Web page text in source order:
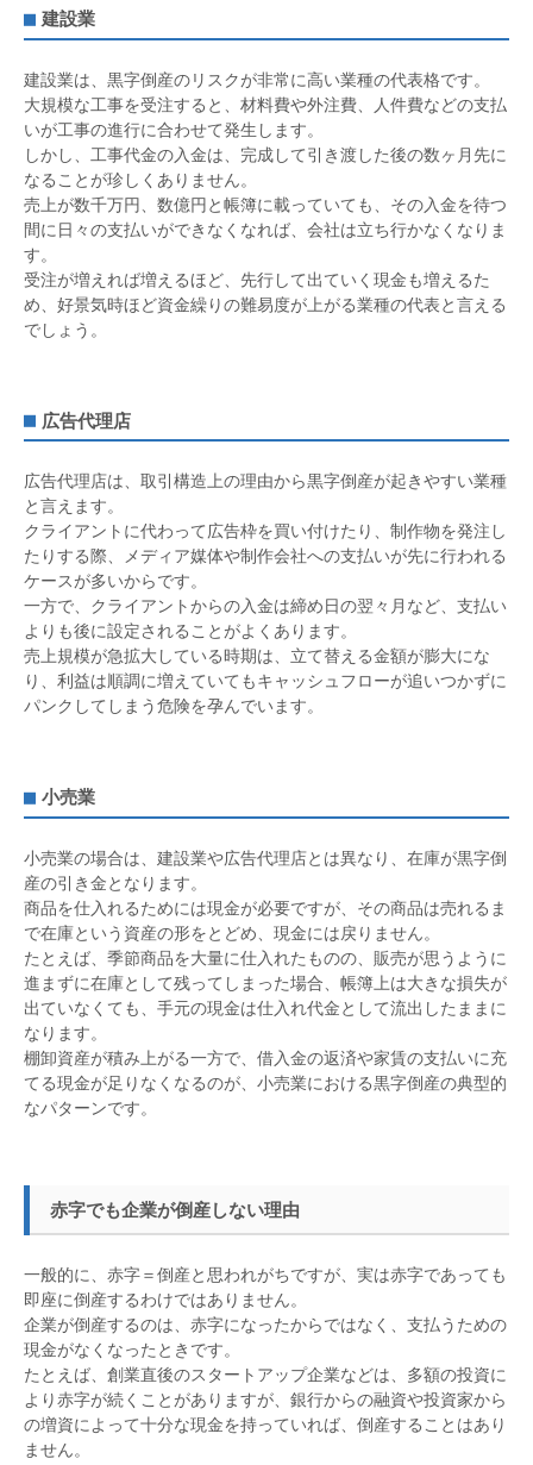
建設業
建設業は、黒字倒産のリスクが非常に高い業種の代表格です。
大規模な工事を受注すると、材料費や外注費、人件費などの支払
いが工事の進行に合わせて発生します。
しかし、工事代金の入金は、完成して引き渡した後の数ヶ月先に
なることが珍しくありません。
売上が数千万円、数億円と帳簿に載っていても、その入金を待つ
間に日々の支払いができなくなれば、会社は立ち行かなくなりま
す。
受注が増えれば増えるほど、先行して出ていく現金も増えるた
め、好景気時ほど資金繰りの難易度が上がる業種の代表と言える
でしょう。
広告代理店
広告代理店は、取引構造上の理由から黒字倒産が起きやすい業種
と言えます。
クライアントに代わって広告枠を買い付けたり、制作物を発注し
たりする際、メディア媒体や制作会社への支払いが先に行われる
ケースが多いからです。
一方で、クライアントからの入金は締め日の翌々月など、支払い
よりも後に設定されることがよくあります。
売上規模が急拡大している時期は、立て替える金額が膨大にな
り、利益は順調に増えていてもキャッシュフローが追いつかずに
パンクしてしまう危険を孕んでいます。
小売業
小売業の場合は、建設業や広告代理店とは異なり、在庫が黒字倒
産の引き金となります。
商品を仕入れるためには現金が必要ですが、その商品は売れるま
で在庫という資産の形をとどめ、現金には戻りません。
たとえば、季節商品を大量に仕入れたものの、販売が思うように
進まずに在庫として残ってしまった場合、帳簿上は大きな損失が
出ていなくても、手元の現金は仕入れ代金として流出したままに
なります。
棚卸資産が積み上がる一方で、借入金の返済や家賃の支払いに充
てる現金が足りなくなるのが、小売業における黒字倒産の典型的
なパターンです。
赤字でも企業が倒産しない理由
一般的に、赤字＝倒産と思われがちですが、実は赤字であっても
即座に倒産するわけではありません。
企業が倒産するのは、赤字になったからではなく、支払うための
現金がなくなったときです。
たとえば、創業直後のスタートアップ企業などは、多額の投資に
より赤字が続くことがありますが、銀行からの融資や投資家から
の増資によって十分な現金を持っていれば、倒産することはあり
ません。